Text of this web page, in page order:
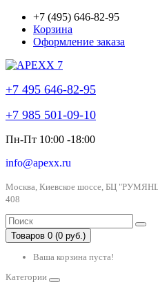
+7 (495) 646-82-95
Корзина
Оформление заказа
+7 495 646-82-95
+7 985 501-09-10
Пн-Пт 10:00 -18:00
info@apexx.ru
Москва, Киевское шоссе, БЦ
408
Товаров 0 (0 руб.)
Ваша корзина пуста!
Категории